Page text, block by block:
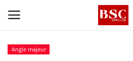
Angle majeur